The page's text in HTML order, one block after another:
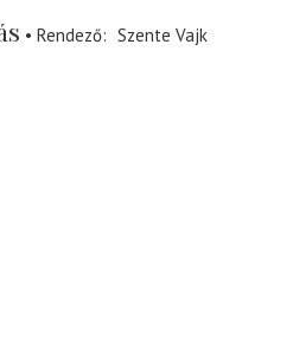
Rendező
Szente Vajk